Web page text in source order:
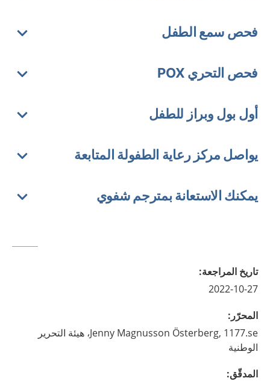
فحص سمع الطفل
فحص التحري POX
أول بول وبراز للطفل
يواصل مركز رعاية الطفولة المتابعة
يمكنك الاستعانة بمترجم شفوي
تاريخ المراجعة:
2022-10-27
المحرّر :
Jenny Magnusson Österberg,
1177.se، هيئة التحرير
الوطنية
المدقّق: